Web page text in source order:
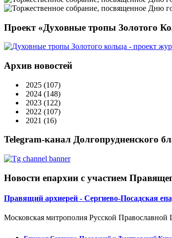
Проект «Духовные тропы Золотого
Архив новостей
2025 (107)
2024 (148)
2023 (122)
2022 (107)
2021 (16)
Telegram-канал Долгопрудненского
Новости епархии с участием
Правящий архиерей - Сергиево-Посадская
Московская митрополия Русской Православной